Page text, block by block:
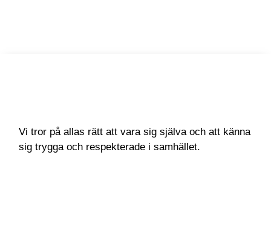
Vi tror på allas rätt att vara sig själva och att känna
sig trygga och respekterade i samhället.